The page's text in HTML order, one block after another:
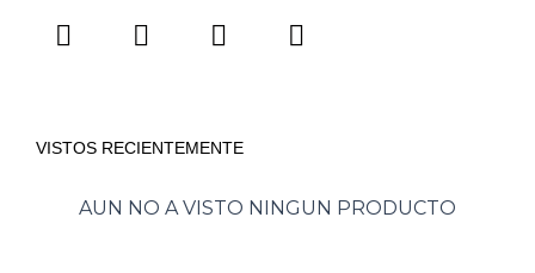
VISTOS RECIENTEMENTE
AUN NO A VISTO NINGUN PRODUCTO